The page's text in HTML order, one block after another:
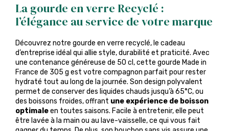
La gourde en verre Recyclé :
l’élégance au service de votre marque
Découvrez notre gourde en verre recyclé, le cadeau
d’entreprise idéal qui allie style, durabilité et praticité. Avec
une contenance généreuse de 50 cl, cette gourde Made in
France de 305 g est votre compagnon parfait pour rester
hydraté tout au long de la journée. Son design polyvalent
permet de conserver des liquides chauds jusqu’à 65°C, ou
des boissons froides, offrant une expérience de boisson
optimaleen toutes saisons. Facile à entretenir, elle peut
être lavée à la main ou au lave-vaisselle, ce qui vous fait